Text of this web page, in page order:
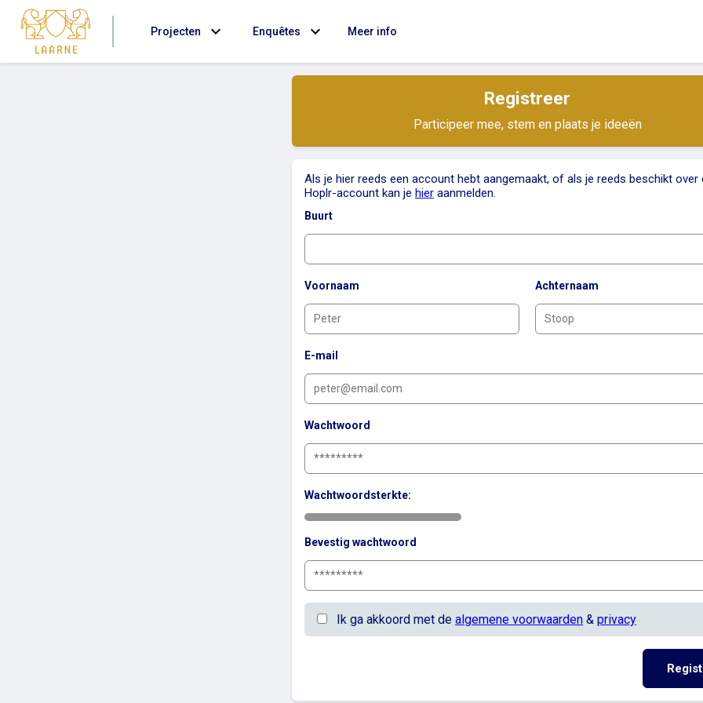
Projecten expand_more Enquêtes expand_more Meer info
Registreer
Participeer mee, stem en plaats je ideeën
Als je hier reeds een account hebt aangemaakt, of als je reeds beschikt over
Hoplr-account kan je hier aanmelden.
Buurt
Voornaam Achternaam
E-mail
Wachtwoord
Wachtwoordsterkte:
Bevestig wachtwoord
Ik ga akkoord met de algemene voorwaarden & privacy